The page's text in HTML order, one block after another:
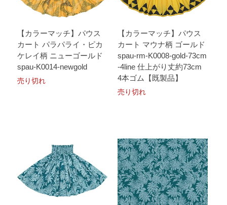
【カラーマッチ】パウス
カート パラパライ・ピカ
ケレイ柄 ニューゴールド
spau-K0014-newgold
売り切れ
【カラーマッチ】パウス
カート マウナ柄 ゴールド
spau-rm-K0008-gold-73cm
-4line 仕上がり丈約73cm
4本ゴム【既製品】
売り切れ